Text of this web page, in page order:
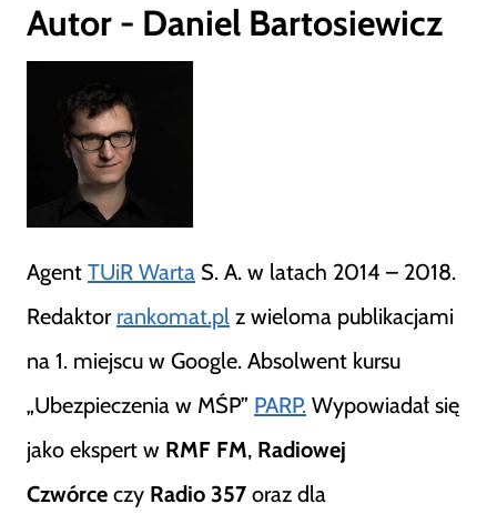
Autor - Daniel Bartosiewicz
Agent TUiR Warta S. A. w latach 2014 – 2018.
Redaktor rankomat.pl z wieloma publikacjami
na 1. miejscu w Google. Absolwent kursu
„Ubezpieczenia w MŚP” PARP. Wypowiadał się
jako ekspert w RMF FM, Radiowej
Czwórce czy Radio 357 oraz dla